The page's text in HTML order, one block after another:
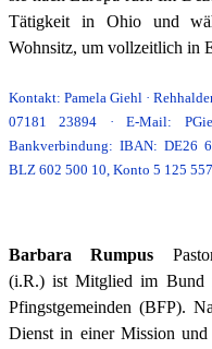
Tätigkeit in Ohio und
Wohnsitz, um vollzeitlich in
Kontakt: Pamela Giehl ·
07181 23894 · E-Mail:
Bankverbindung: IBAN: DE26
BLZ 602 500 10, Konto 5 125 557
Barbara Rumpus
(i.R.) ist Mitglied im Bund
Pfingstgemeinden (BFP).
Dienst in einer Mission